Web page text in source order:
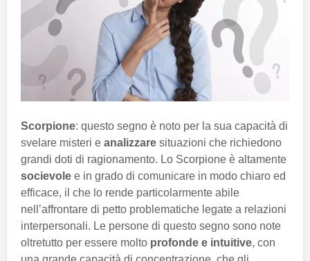
Scorpione: questo segno è noto per la sua capacità di
svelare misteri e analizzare situazioni che richiedono
grandi doti di ragionamento. Lo Scorpione è altamente
socievole e in grado di comunicare in modo chiaro ed
efficace, il che lo rende particolarmente abile
nell’affrontare di petto problematiche legate a relazioni
interpersonali. Le persone di questo segno sono note
oltretutto per essere molto profonde e intuitive, con